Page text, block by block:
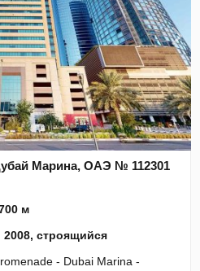
Марина, ОАЭ № 112301
м
2008, строящийся
- Dubai Marina -